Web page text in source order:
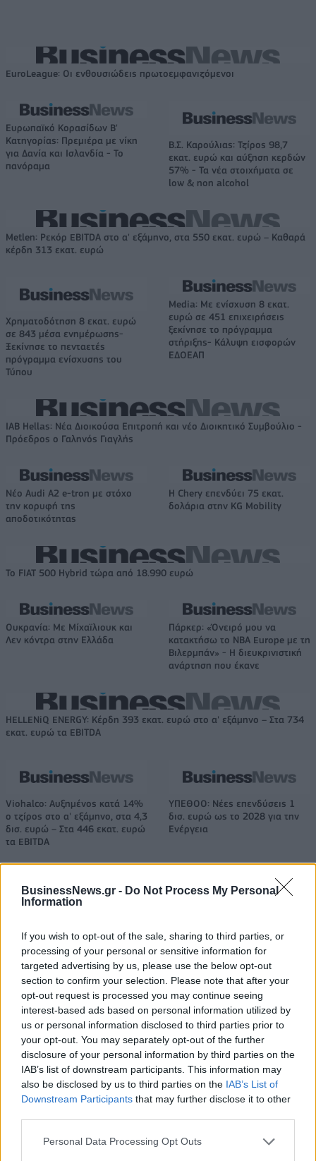
BusinessNews.gr - Do Not Process My Personal
Information
If you wish to opt-out of the sale, sharing to third parties, or
processing of your personal or sensitive information for
targeted advertising by us, please use the below opt-out
section to confirm your selection. Please note that after your
opt-out request is processed you may continue seeing
interest-based ads based on personal information utilized by
us or personal information disclosed to third parties prior to
your opt-out. You may separately opt-out of the further
disclosure of your personal information by third parties on the
IAB’s list of downstream participants. This information may
also be disclosed by us to third parties on the IAB’s List of
Downstream Participants that may further disclose it to other
Personal Data Processing Opt Outs
EuroLeague: Οι ενθουσιώδεις πρωτοεμφανιζόμενοι
Ευρωπαϊκό Κορασίδων Β'
Κατηγορίας: Πρεμιέρα με νίκη
για Δανία και Ισλανδία - Το
πανόραμα
Β.Σ. Καρούλιας: Τζίρος 98,7
εκατ. ευρώ και αύξηση κερδών
57% - Τα νέα στοιχήματα σε
low & non alcohol
Metlen: Ρεκόρ EBITDA στο α' εξάμηνο, στα 550 εκατ. ευρώ – Καθαρά
κέρδη 313 εκατ. ευρώ
Χρηματοδότηση 8 εκατ. ευρώ
σε 843 μέσα ενημέρωσης-
Ξεκίνησε το πενταετές
πρόγραμμα ενίσχυσης του
Τύπου
Media: Με ενίσχυση 8 εκατ.
ευρώ σε 451 επιχειρήσεις
ξεκίνησε το πρόγραμμα
στήριξης- Κάλυψη εισφορών
ΕΔΟΕΑΠ
IAB Hellas: Νέα Διοικούσα Επιτροπή και νέο Διοικητικό Συμβούλιο -
Πρόεδρος ο Γαληνός Γιαγλής
Νέο Audi A2 e-tron με στόχο
την κορυφή της
αποδοτικότητας
Η Chery επενδύει 75 εκατ.
δολάρια στην KG Mobility
Το FIAT 500 Hybrid τώρα από 18.990 ευρώ
Ουκρανία: Με Μίχαϊλιουκ και
Λεν κόντρα στην Ελλάδα
Πάρκερ: «Όνειρό μου να
κατακτήσω το ΝΒΑ Europe με τη
Βιλερμπάν» - Η διευκρινιστική
ανάρτηση που έκανε
HELLENiQ ENERGY: Κέρδη 393 εκατ. ευρώ στο α' εξάμηνο – Στα 734
εκατ. ευρώ τα EBITDA
Viohalco: Αυξημένος κατά 14%
ο τζίρος στο α' εξάμηνο, στα 4,3
δισ. ευρώ – Στα 446 εκατ. ευρώ
τα EBITDA
ΥΠΕΘΟΟ: Νέες επενδύσεις 1
δισ. ευρώ ως το 2028 για την
Ενέργεια
Η συμφωνία Arval-Athlon αναδιαμορφώνει την αγορά leasing
VW: Η δύσκολη εξίσωση της
αναδιάρθρωσης
18η συνεχόμενη χρονιά για τον
ΟΤΕ στη διεθνή σειρά δεικτών
FTSE4Good
Alpha Bank: Για πρώτη φορά το Αρχαίο Θέατρο Επιδαύρου άνοιξε τις
πύλες του σε όλους
ESG Report 2025: Πώς η ΑΒ Βασιλόπουλος μετατρέπει τη